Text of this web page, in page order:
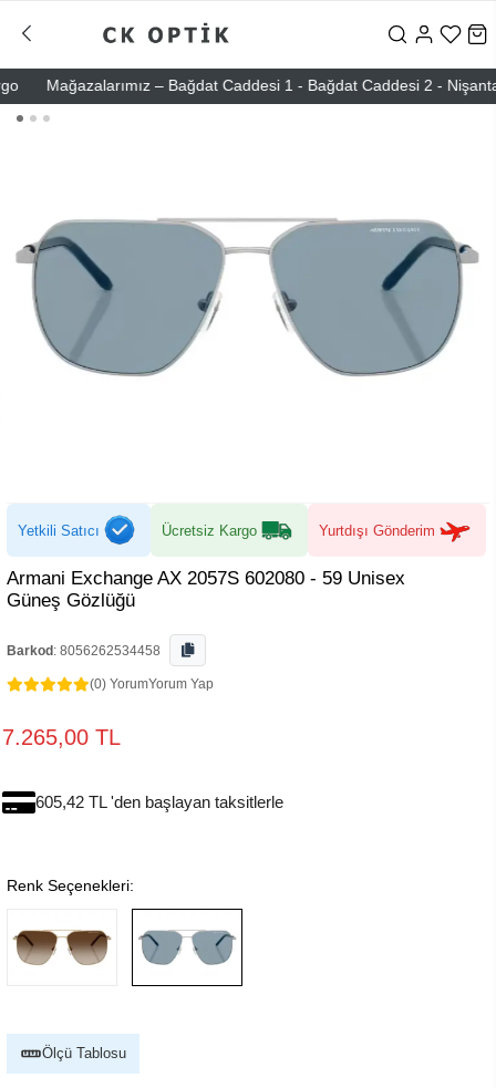
Mağazalarımız – Bağdat Caddesi 1 - Bağdat Caddesi 2 - Nişantaşı
Yetkili Satıcı Ücretsiz Kargo Yurtdışı Gönderim
Armani Exchange AX 2057S 602080 - 59 Unisex
Güneş Gözlüğü
Barkod : 8056262534458
(0) YorumYorum Yap
7.265,00 TL
605,42 TL 'den başlayan taksitlerle
Renk Seçenekleri:
Ölçü Tablosu